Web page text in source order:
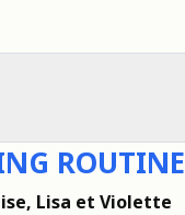
ROUTINE
Lisa et Violette